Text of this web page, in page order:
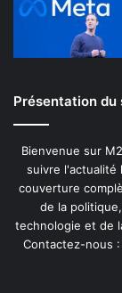
Présentation du
Bienvenue sur
suivre l'actualité
couverture
de la
technologie et de
Contactez-nous :